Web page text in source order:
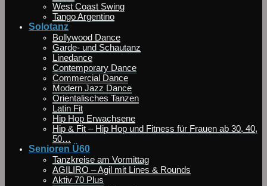
West Coast Swing
Tango Argentino
Solotanz
Bollywood Dance
Garde- und Schautanz
Linedance
Contemporary Dance
Commercial Dance
Modern Jazz Dance
Orientalisches Tanzen
Latin Fit
Hip Hop Erwachsene
Hip & Fit – Hip Hop und Fitness für Frauen ab 30, 40,
50…
Senioren Ü60
Tanzkreise am Vormittag
AGILIRO – Agil mit Lines & Rounds
Aktiv 70 Plus